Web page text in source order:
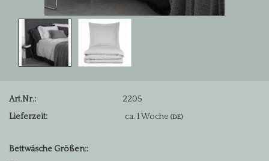
Art.Nr.:
2205
Lieferzeit:
ca. 1 Woche(DE)
Bettwäsche Größen::